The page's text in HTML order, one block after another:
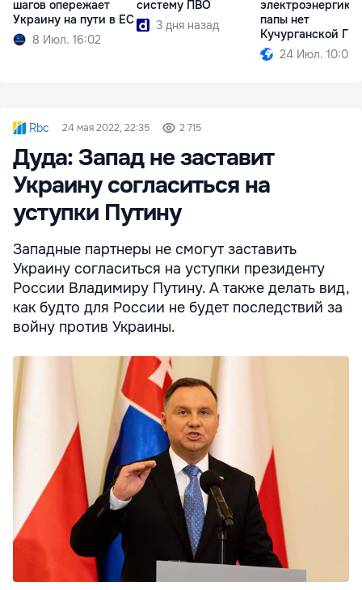
шагов опережает
Украину на пути в ЕС
8 Июл. 16:02
систему ПВО
3 дня назад
электроэнергию:
папы нет
Кучурганской
огороде
24 Июл. 10:04
Rbc 24 мая 2022, 22:35 2 715
Дуда: Запад не заставит
Украину согласиться на
уступки Путину
Западные партнеры не смогут заставить
Украину согласиться на уступки президенту
России Владимиру Путину. А также делать вид,
как будто для России не будет последствий за
войну против Украины.